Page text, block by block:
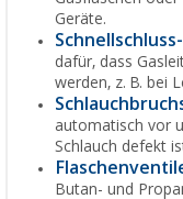
Geräte.
dafür, dass
werden, z. B. bei
automatisch vor
Schlauch defekt
Butan- und